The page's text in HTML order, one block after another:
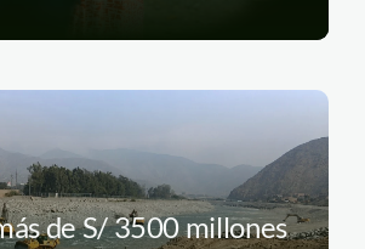
de S/ 3500 millones